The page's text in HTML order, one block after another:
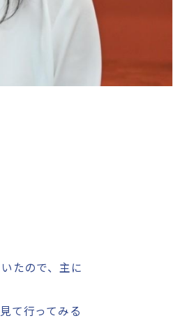
たので、主に
て行ってみる